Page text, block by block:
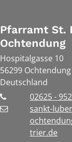
Pfarramt St.
Ochtendung
Hospitalgasse 10
56299 Ochtendung
Deutschland
02625 -
sankt-
trier.de